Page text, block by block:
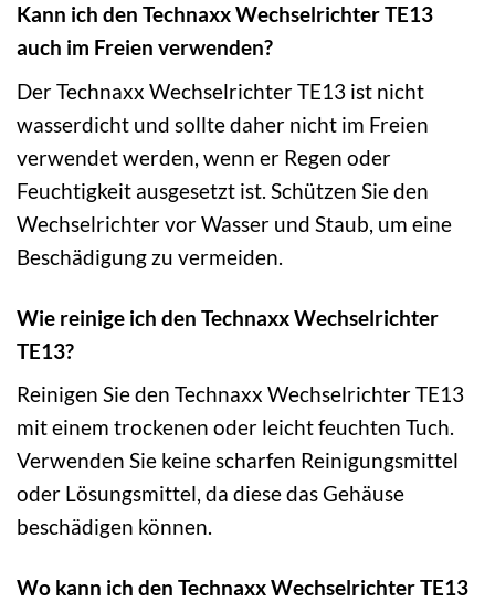
Kann ich den Technaxx Wechselrichter TE13
auch im Freien verwenden?
Der Technaxx Wechselrichter TE13 ist nicht
wasserdicht und sollte daher nicht im Freien
verwendet werden, wenn er Regen oder
Feuchtigkeit ausgesetzt ist. Schützen Sie den
Wechselrichter vor Wasser und Staub, um eine
Beschädigung zu vermeiden.
Wie reinige ich den Technaxx Wechselrichter
TE13?
Reinigen Sie den Technaxx Wechselrichter TE13
mit einem trockenen oder leicht feuchten Tuch.
Verwenden Sie keine scharfen Reinigungsmittel
oder Lösungsmittel, da diese das Gehäuse
beschädigen können.
Wo kann ich den Technaxx Wechselrichter TE13